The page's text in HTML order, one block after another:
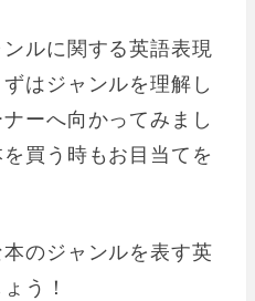
ルに関する英語表現
はジャンルを理解し
ーへ向かってみまし
買う時もお目当てを
のジャンルを表す英
う！